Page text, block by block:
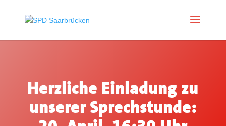
Herzliche Einladung zu
unserer Sprechstunde: